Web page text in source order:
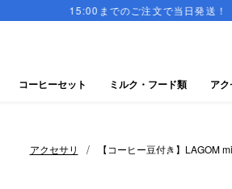
15:00までのご注文で当日発送！
アクセサリ / 【コーヒー豆付き】LAGOM
coffee grinder (ラゴム ミニ 2) /
コーヒーセット ミルク・フード類 アク